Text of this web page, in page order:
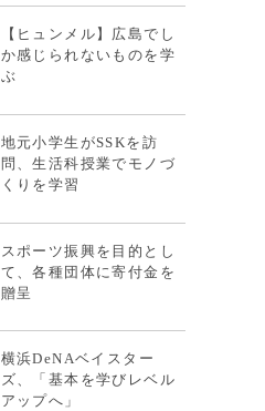
【ヒュンメル】広島でし
か感じられないものを学
ぶ
地元小学生がSSKを訪
問、生活科授業でモノづ
くりを学習
スポーツ振興を目的とし
て、各種団体に寄付金を
贈呈
横浜DeNAベイスター
ズ、「基本を学びレベル
アップへ」